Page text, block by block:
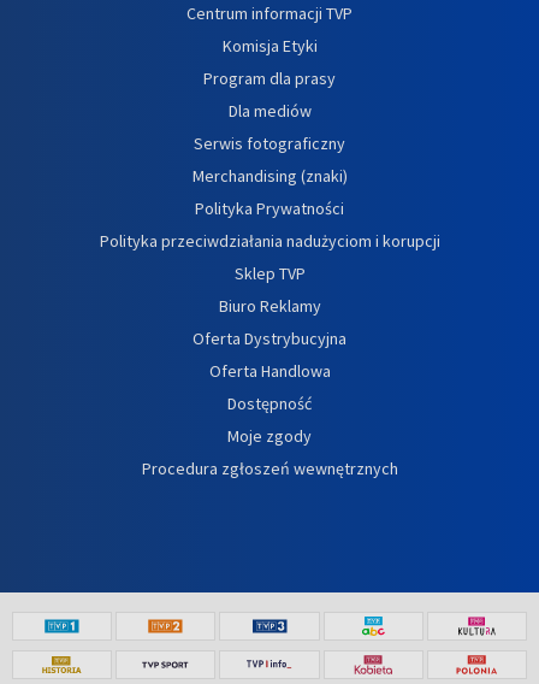
Centrum informacji TVP
Komisja Etyki
Program dla prasy
Dla mediów
Serwis fotograficzny
Merchandising (znaki)
Polityka Prywatności
Polityka przeciwdziałania nadużyciom i korupcji
Sklep TVP
Biuro Reklamy
Oferta Dystrybucyjna
Oferta Handlowa
Dostępność
Moje zgody
Procedura zgłoszeń wewnętrznych